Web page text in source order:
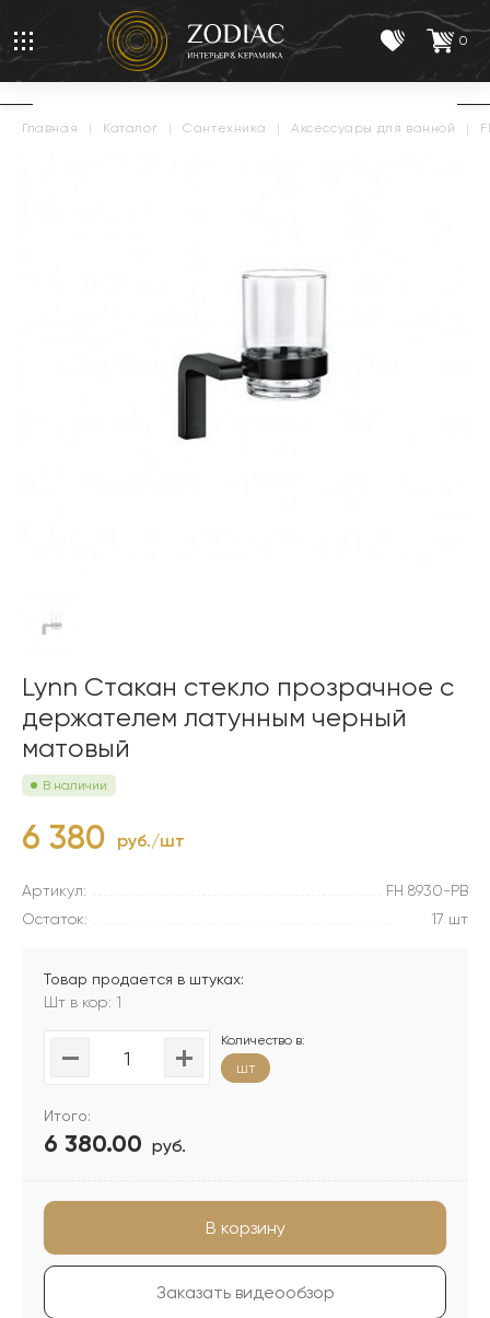
0
главная | каталог | сантехника | аксессуары для ванной |
Lynn Стакан стекло прозрачное с
держателем латунным черный
матовый
В наличии
6 380 руб./шт
Артикул:
FH 8930-PB
Остаток:
17 шт
Товар продается в штуках:
Шт в кор: 1
Количество в:
шт
Итого:
6 380.00 руб.
В корзину
Заказать видеообзор